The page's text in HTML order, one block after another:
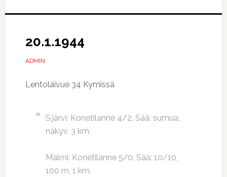
20.1.1944
ADMIN
Lentolaivue 34 Kymissä
S.järvi: Konetilanne 4/2. Sää: sumua,
näkyv. 3 km.
Malmi: Konetilanne 5/0. Sää: 10/10,
100 m, 1 km.